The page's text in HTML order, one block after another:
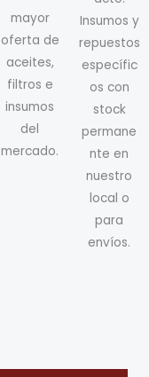
mayor
oferta de
aceites,
filtros e
insumos
del
mercado.
Insumos y
repuestos
específic
os con
stock
permane
nte en
nuestro
local o
para
envíos.